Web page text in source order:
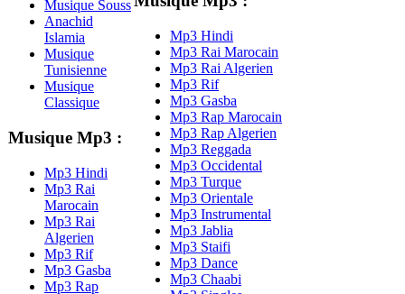
Musique Souss
Anachid
Islamia
Musique
Tunisienne
Musique
Classique
Musique Mp3 :
Mp3 Hindi
Mp3 Rai
Marocain
Mp3 Rai
Algerien
Mp3 Rif
Mp3 Gasba
Mp3 Rap
Mp3 Hindi
Mp3 Rai Marocain
Mp3 Rai Algerien
Mp3 Rif
Mp3 Gasba
Mp3 Rap Marocain
Mp3 Rap Algerien
Mp3 Reggada
Mp3 Occidental
Mp3 Turque
Mp3 Orientale
Mp3 Instrumental
Mp3 Jablia
Mp3 Staifi
Mp3 Dance
Mp3 Chaabi